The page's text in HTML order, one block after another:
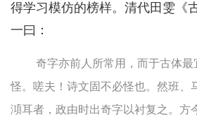
得学习模仿的榜样。清代田雯《
一曰：
奇字亦前人所常用，而于古体最
怪。嗟夫！诗文固不必怪也。然班、
澒耳者，政由时出奇字以衬复之。方